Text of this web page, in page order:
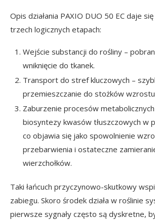
Opis działania PAXIO DUO 50 EC daje
trzech logicznych etapach:
Wejście substancji do rośliny –
wniknięcie do tkanek.
Transport do stref kluczowych –
przemieszczanie do stożków
Zaburzenie procesów
biosyntezy kwasów tłuszczowych w
co objawia się jako spowolnienie
przebarwienia i ostateczne
wierzchołków.
Taki łańcuch przyczynowo-skutkowy
zabiegu. Skoro środek działa w roślinie
pierwsze sygnały często są dyskretne,